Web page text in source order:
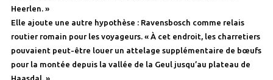
Heerlen. »
Elle ajoute une autre hypothèse : Ravensbosch comme relais
routier romain pour les voyageurs. « À cet endroit, les charretiers
pouvaient peut-être louer un attelage supplémentaire de bœufs
pour la montée depuis la vallée de la Geul jusqu’au plateau de
Haasdal. »